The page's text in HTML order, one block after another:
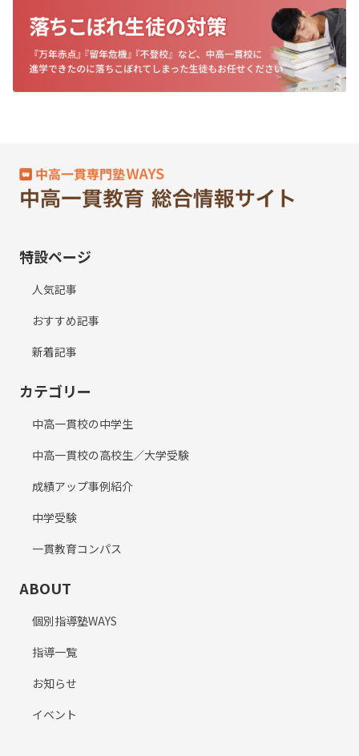
特設ページ
人気記事
おすすめ記事
新着記事
カテゴリー
中高一貫校の中学生
中高一貫校の高校生／大学受験
成績アップ事例紹介
中学受験
一貫教育コンパス
ABOUT
個別指導塾WAYS
指導一覧
お知らせ
イベント